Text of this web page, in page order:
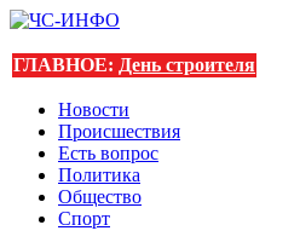
ГЛАВНОЕ: День строителя
Новости
Происшествия
Есть вопрос
Политика
Общество
Спорт